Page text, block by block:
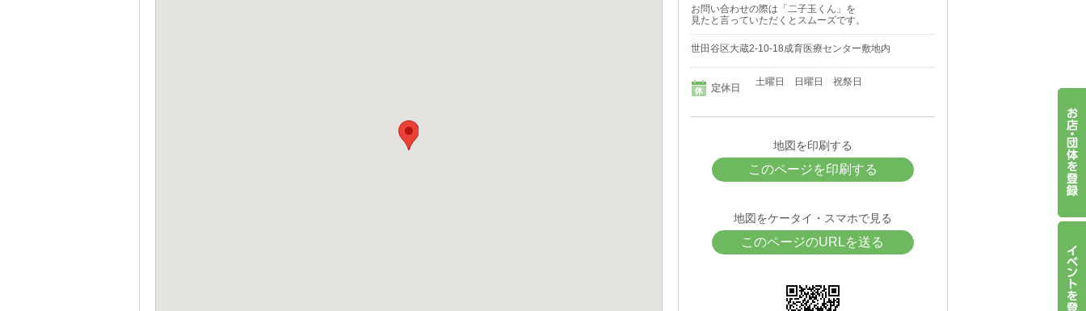
お問い合わせの際は「二子玉くん」を
見たと言っていただくとスムーズです。
世田谷区大蔵2-10-18成育医療センター敷地内
定休日
土曜日 日曜日 祝祭日
地図を印刷する
このページを印刷する
地図をケータイ・スマホで見る
このページのURLを送る